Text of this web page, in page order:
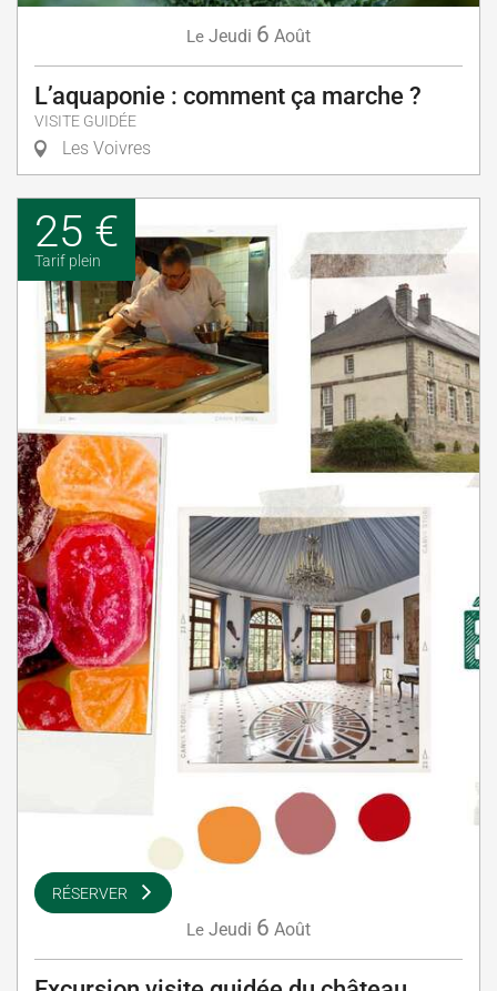
Le Jeudi 6 Août
L’aquaponie : comment ça marche ?
VISITE GUIDÉE
Les Voivres
25 €
Tarif plein
RÉSERVER
Le Jeudi 6 Août